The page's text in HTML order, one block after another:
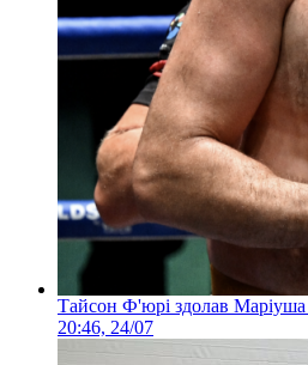
Тайсон Ф'юрі здолав Маріуша
20:46, 24/07